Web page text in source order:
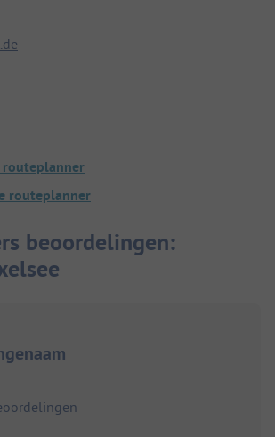
routeplanner
routeplanner
beoordelingen: